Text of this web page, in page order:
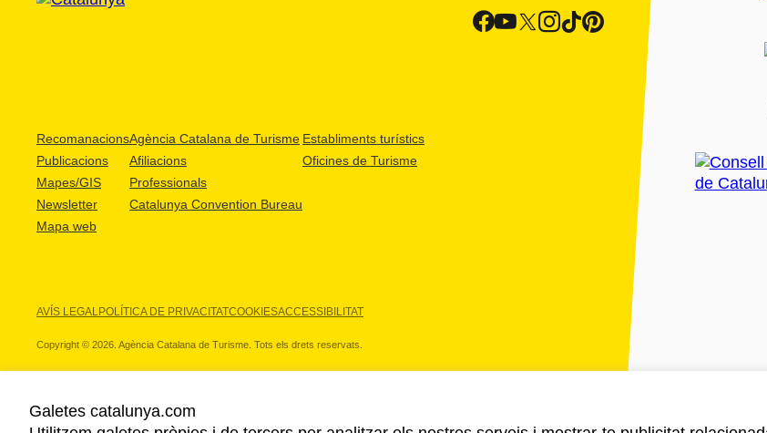
Recomanacions
Publicacions
Mapes/GIS
Newsletter
Mapa web
Agència Catalana de Turisme
Afiliacions
Professionals
Catalunya Convention Bureau
Establiments turístics
Oficines de Turisme
AVÍS LEGALPOLÍTICA DE PRIVACITATCOOKIESACCESSIBILITAT
Copyright © 2026. Agència Catalana de Turisme. Tots els drets reservats.
Galetes catalunya.com